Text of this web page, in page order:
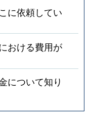
に依頼してい
おける費用が
について知り